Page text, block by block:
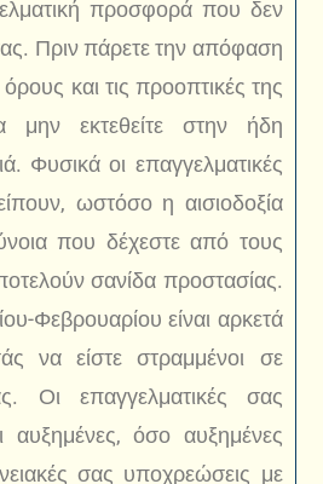
προσφορά που δεν
Πριν πάρετε την απόφαση
και τις προοπτικές της
μην εκτεθείτε στην ήδη
Φυσικά οι επαγγελματικές
ωστόσο η αισιοδοξία
που δέχεστε από τους
σανίδα προστασίας.
Φεβρουαρίου είναι αρκετά
να είστε στραμμένοι σε
Οι επαγγελματικές σας
αυξημένες, όσο αυξημένες
σας υποχρεώσεις με